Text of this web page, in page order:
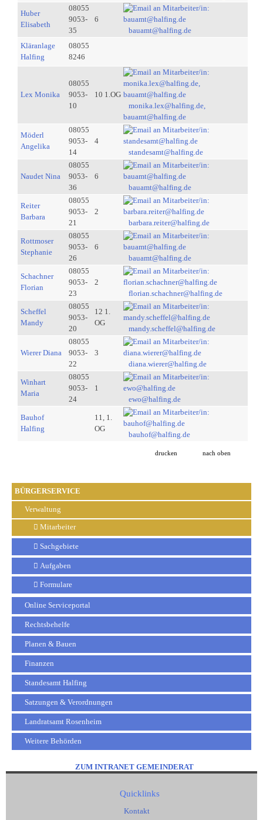
BÜRGERSERVICE
Verwaltung
Mitarbeiter
Sachgebiete
Aufgaben
Formulare
Online Serviceportal
Rechtsbehelfe
Planen & Bauen
Finanzen
Standesamt Halfing
Satzungen & Verordnungen
Landratsamt Rosenheim
Weitere Behörden
Huber
Elisabeth
08055
9053-
35
6
bauamt@halfing.de
Kläranlage
Halfing
08055
8246
Lex Monika
08055
9053-
10
10 1.OG
monika.lex@halfing.de,
bauamt@halfing.de
Möderl
Angelika
08055
9053-
14
4
standesamt@halfing.de
Naudet Nina
08055
9053-
36
6
bauamt@halfing.de
Reiter
Barbara
08055
9053-
21
2
barbara.reiter@halfing.de
Rottmoser
Stephanie
08055
9053-
26
6
bauamt@halfing.de
Schachner
Florian
08055
9053-
23
2
florian.schachner@halfing.de
Scheffel
Mandy
08055
9053-
20
12 1.
OG
mandy.scheffel@halfing.de
Wierer Diana
08055
9053-
22
3
diana.wierer@halfing.de
Winhart
Maria
08055
9053-
24
1
ewo@halfing.de
Bauhof
Halfing
11, 1.
OG
bauhof@halfing.de
drucken nach oben
ZUM INTRANET GEMEINDERAT
Quicklinks
Kontakt